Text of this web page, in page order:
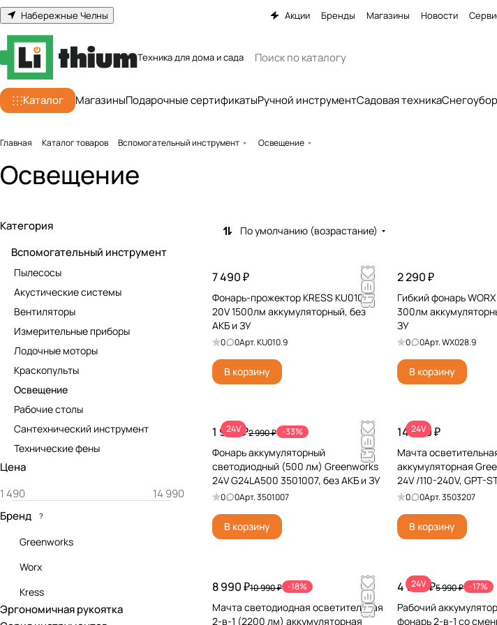
Набережные Челны Акции Бренды Магазины Новости
Техника для дома и сада
Каталог МагазиныПодарочные сертификатыРучной инструментСадовая техника
Главная Каталог товаров Вспомогательный инструмент Освещение
Освещение
По умолчанию (возрастание)
7 490 ₽
Фонарь-прожектор KRESS KU010.9
20V 1500лм аккумуляторный, без
АКБ и ЗУ
0 0Арт.KU010.9
В корзину
2 290 ₽
Гибкий фонарь
300лм
ЗУ
0 0Арт.WX028.9
В корзину
24V
1 990 ₽2 990 ₽ -33%
Фонарь аккумуляторный
светодиодный (500 лм) Greenworks
24V G24LA500 3501007, без АКБ и ЗУ
0 0Арт.3501007
В корзину
24V
14 990 ₽
Мачта
аккумуляторная
24V /110-240V, GPT-
АКБ и ЗУ
0 0Арт.3503207
В корзину
8 990 ₽10 990 ₽ -18%
Мачта светодиодная осветительная
2-в-1 (2200 лм) аккумуляторная
24V
4 990 ₽5 990 ₽ -17%
Рабочий
фонарь 2-в-1 со
Категория
Вспомогательный инструмент
Пылесосы
Акустические системы
Вентиляторы
Измерительные приборы
Лодочные моторы
Краскопульты
Освещение
Рабочие столы
Сантехнический инструмент
Технические фены
Цена
Бренд ?
Greenworks
Worx
Kress
Эргономичная рукоятка